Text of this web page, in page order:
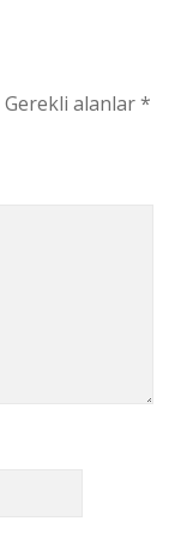
Gerekli alanlar*